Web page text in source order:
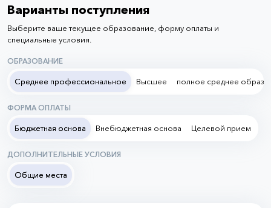
Варианты поступления
Выберите ваше текущее образование, форму оплаты и
специальные условия.
ОБРАЗОВАНИЕ
Среднее профессиональное Высшее полное среднее
ФОРМА ОПЛАТЫ
Бюджетная основа Внебюджетная основа Целевой прием
ДОПОЛНИТЕЛЬНЫЕ УСЛОВИЯ
Общие места